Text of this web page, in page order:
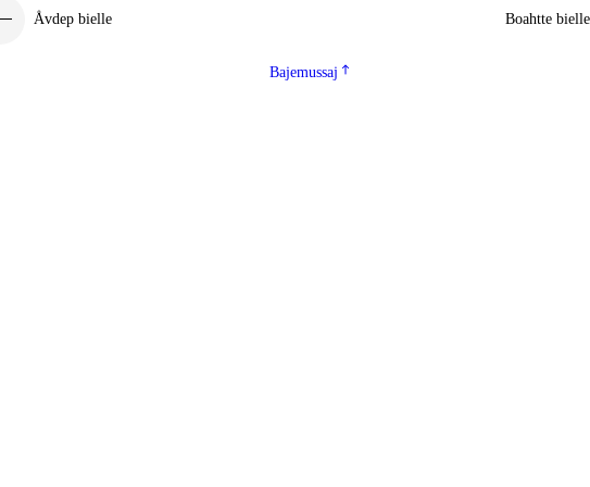
Åvdep bielle Boahtte bielle
Bajemussaj